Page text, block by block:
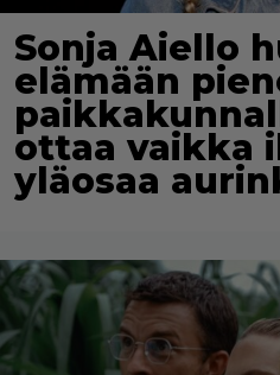
Sonja Aiello
elämään
ottaa vaikka
yläosaa